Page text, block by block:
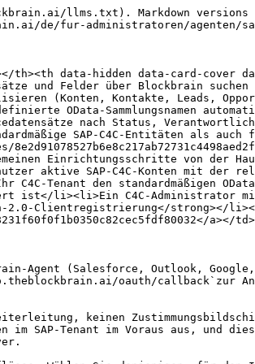
C4C-Integrationen. Ein einzelner dedizierter technischer/Kommunikationsbenutzer trägt die Verbindung; die Berechtigungen werden durch die C4C-Geschäftsrolle dieses Benutzers gesteuert.                                                              | Tenant-URL, Client-ID, Client-Secret                                                                                                                       |
| **OAuth 2.0 — SAML 2.0 Bearer Assertion** *(optional)* | Wenn Ihre Sicherheitsrichtlinie eine assertionsbasierte Authentifizierung pro Benutzer vorschreibt (z. B. wenn Sie über einen IdP pro Benutzer ein X.509-Zertifikat ausgestellt haben und die Token-Ausstellung auf einen bestimmten Geschäftsbenutzer beschränkt sein soll). | Tenant-URL, Client-ID, Firmen-ID, Base64-kodierte SAML-2.0-Bearer-Assertion (lokal mit dem beim OAuth-Client registrierten X.509-Privatschlüssel signiert) |

Die folgende Konfiguration geht von **OAuth 2.0 Client Credentials**aus, was dem von den bestehenden SAP-Integrationen von Blockbrain verwendeten Muster entspricht (z. B. SAP Concur). Wenn Ihr Tenant stattdessen für SAML 2.0 Bearer Assertion eingerichtet ist, siehe den [Abschnitt SAML 2.0 Bearer Assertion (Alternative)](https://claude.ai/local_sessions/local_e458fc8c-45f4-4496-8611-a7e0ccb6a5f0#saml-20-bearer-assertion-alternative) weiter unten.

#### SAP C4C OAuth-2.0-Clientregistrierung

**Erforderliche OAuth-Konfiguration**

Konfigurieren Sie bei der Registrierung Ihres SAP-C4C-OAuth-2.0-Clients Folgendes:

| Einstellung                        | Wert                                                             | Hinweise                                                                                                                                                                                                                                   |
| ---------------------------------- | ---------------------------------------------------------------- | ------------------------------------------------------------------------------------------------------------------------------------------------------------------------------------------------------------------------------------------ |
| **Ausgabeeinstellungen → Methode** |